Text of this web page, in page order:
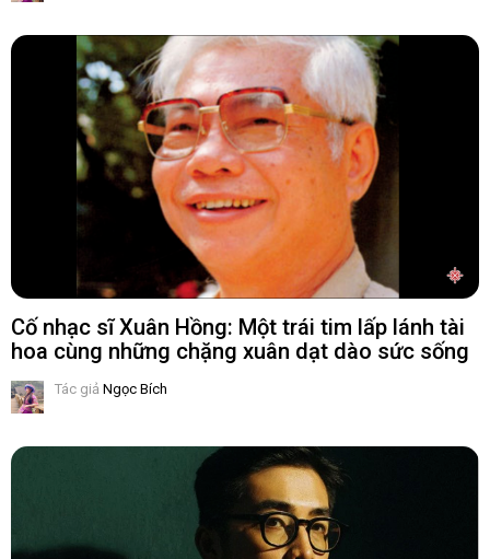
Cố nhạc sĩ Xuân Hồng: Một trái tim lấp lánh tài
hoa cùng những chặng xuân dạt dào sức sống
Tác giả Ngọc Bích